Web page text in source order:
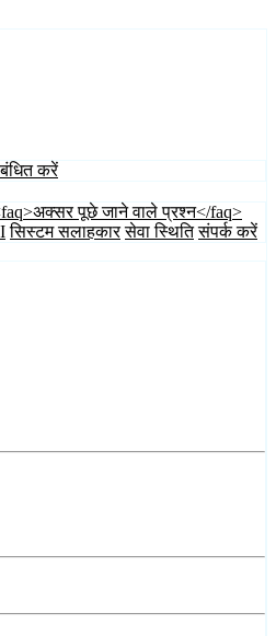
करें
पूछे जाने वाले प्रश्न</faq>
सिस्टम सलाहकार सेवा स्थिति संपर्क करें